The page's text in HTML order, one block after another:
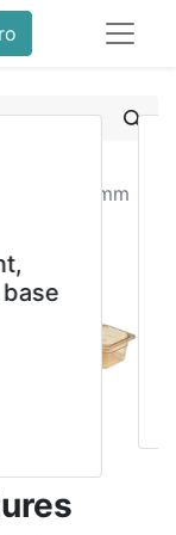
1/6 150mm